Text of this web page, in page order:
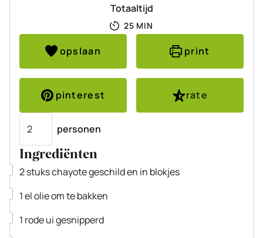
Totaaltijd
25MINUTEN
MIN
opslaan print
pinterest
rate
personen
Ingrediënten
▢
2stukschayotegeschild en in blokjes
▢
1elolieom te bakken
▢
1 rode uigesnipperd